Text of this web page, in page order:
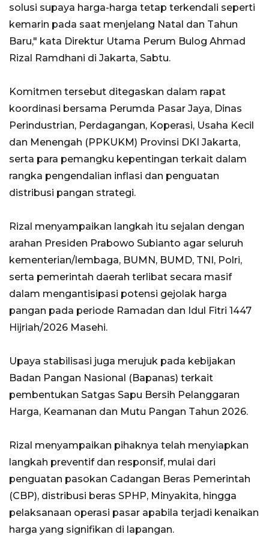
solusi supaya harga-harga tetap terkendali seperti
kemarin pada saat menjelang Natal dan Tahun
Baru," kata Direktur Utama Perum Bulog Ahmad
Rizal Ramdhani di Jakarta, Sabtu.
Komitmen tersebut ditegaskan dalam rapat
koordinasi bersama Perumda Pasar Jaya, Dinas
Perindustrian, Perdagangan, Koperasi, Usaha Kecil
dan Menengah (PPKUKM) Provinsi DKI Jakarta,
serta para pemangku kepentingan terkait dalam
rangka pengendalian inflasi dan penguatan
distribusi pangan strategi.
Rizal menyampaikan langkah itu sejalan dengan
arahan Presiden Prabowo Subianto agar seluruh
kementerian/lembaga, BUMN, BUMD, TNI, Polri,
serta pemerintah daerah terlibat secara masif
dalam mengantisipasi potensi gejolak harga
pangan pada periode Ramadan dan Idul Fitri 1447
Hijriah/2026 Masehi.
Upaya stabilisasi juga merujuk pada kebijakan
Badan Pangan Nasional (Bapanas) terkait
pembentukan Satgas Sapu Bersih Pelanggaran
Harga, Keamanan dan Mutu Pangan Tahun 2026.
Rizal menyampaikan pihaknya telah menyiapkan
langkah preventif dan responsif, mulai dari
penguatan pasokan Cadangan Beras Pemerintah
(CBP), distribusi beras SPHP, Minyakita, hingga
pelaksanaan operasi pasar apabila terjadi kenaikan
harga yang signifikan di lapangan.